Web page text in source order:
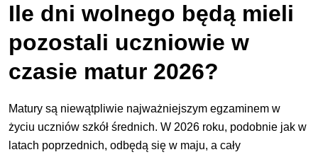
Ile dni wolnego będą mieli
pozostali uczniowie w
czasie matur 2026?
Matury są niewątpliwie najważniejszym egzaminem w
życiu uczniów szkół średnich. W 2026 roku, podobnie jak w
latach poprzednich, odbędą się w maju, a cały